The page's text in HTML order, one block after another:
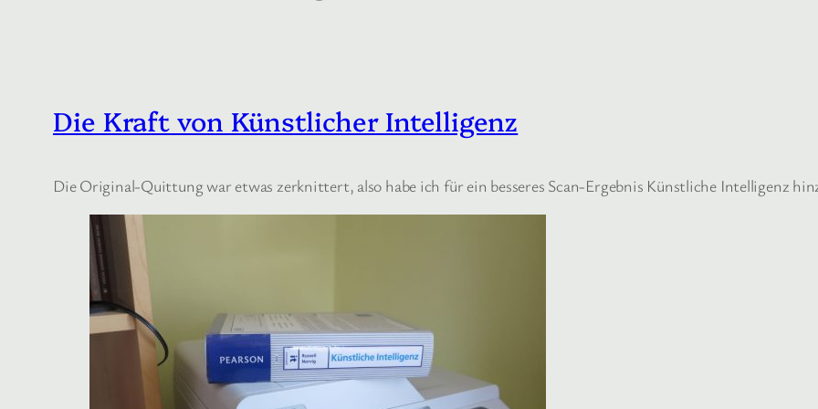
Die Kraft von Künstlicher Intelligenz
Die Original-Quittung war etwas zerknittert, also habe ich für ein besseres Scan-Ergebnis Künstliche Intelligenz